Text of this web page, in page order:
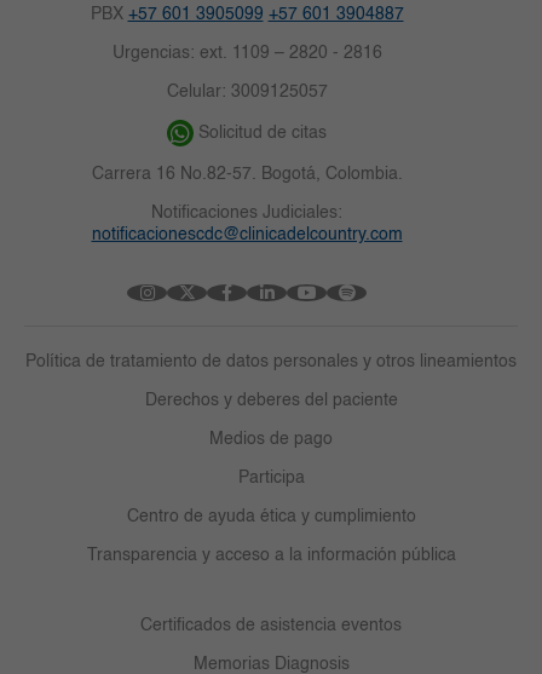
PBX +57 601 3905099 +57 601 3904887
Urgencias: ext. 1109 – 2820 - 2816
Celular: 3009125057
Solicitud de citas
Carrera 16 No.82-57. Bogotá, Colombia.
Notificaciones Judiciales:
notificacionescdc@clinicadelcountry.com
Política de tratamiento de datos personales y otros lineamientos
Derechos y deberes del paciente
Medios de pago
Participa
Centro de ayuda ética y cumplimiento
Transparencia y acceso a la información pública
Certificados de asistencia eventos
Memorias Diagnosis